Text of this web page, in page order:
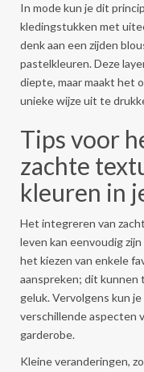
In mode kun je dit
kledingstukken met
denk aan een zijden
pastelkleuren. Deze
diepte, maar maakt het
unieke wijze uit te
Tips voor
zachte
kleuren in
Het integreren van
leven kan eenvoudig
het kiezen van enkele
aanspreken; dit kunnen
geluk. Vervolgens kun
verschillende aspecten
garderobe.
Kleine veranderingen,